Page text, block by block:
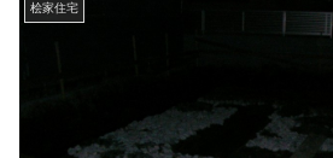
桧家住宅